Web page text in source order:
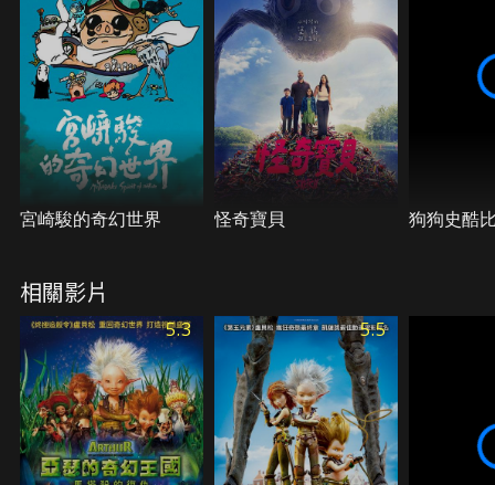
宮崎駿的奇幻世界 怪奇寶貝 狗狗史酷
相關影片
5.3 5.5